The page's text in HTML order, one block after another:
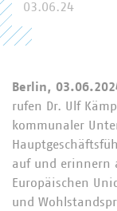
03.06.24
Berlin,
rufen Dr. Ulf
kommunaler
auf und erinnern
Europäischen
und